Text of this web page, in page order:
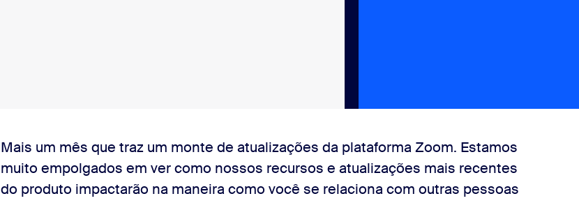
Mais um mês que traz um monte de atualizações da plataforma Zoom. Estamos
muito empolgados em ver como nossos recursos e atualizações mais recentes
do produto impactarão na maneira como você se relaciona com outras pessoas